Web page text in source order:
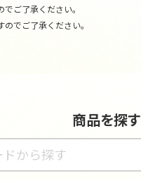
ご了承ください。
でご了承ください。
商品を探す